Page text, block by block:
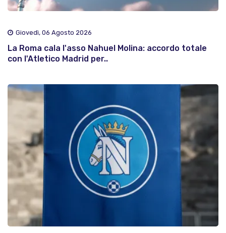
Giovedì, 06 Agosto 2026
La Roma cala l'asso Nahuel Molina: accordo totale
con l'Atletico Madrid per..